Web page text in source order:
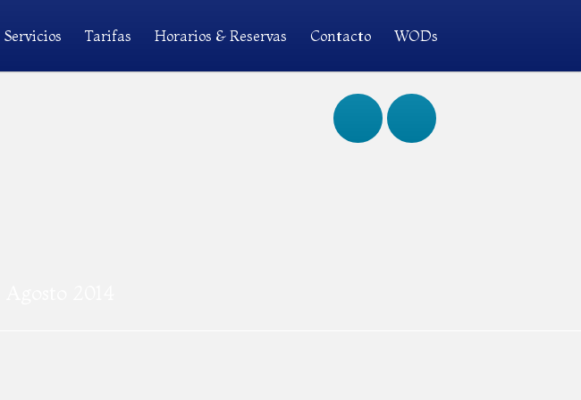
Servicios Tarifas Horarios & Reservas Contacto WODs